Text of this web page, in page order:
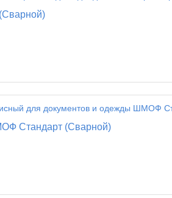
Стандарт (Сварной)